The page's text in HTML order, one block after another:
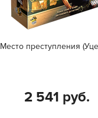
Место преступления
2 541 руб.